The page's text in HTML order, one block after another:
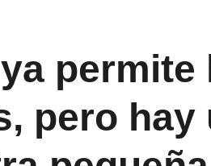
permite
pero hay